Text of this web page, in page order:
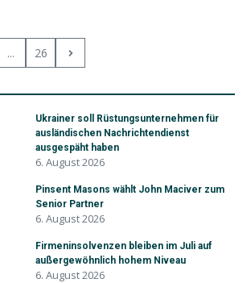
...
26
Ukrainer soll Rüstungsunternehmen für
ausländischen Nachrichtendienst
ausgespäht haben
6. August 2026
Pinsent Masons wählt John Maciver zum
Senior Partner
6. August 2026
Firmeninsolvenzen bleiben im Juli auf
außergewöhnlich hohem Niveau
6. August 2026